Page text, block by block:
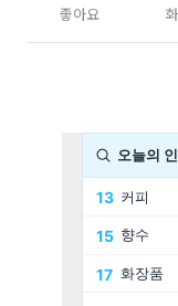
좋아요